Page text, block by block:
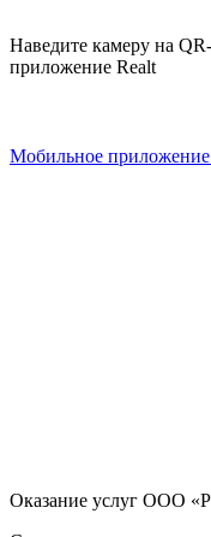
Наведите камеру на
приложение Realt
Мобильное приложение
Оказание услуг ООО